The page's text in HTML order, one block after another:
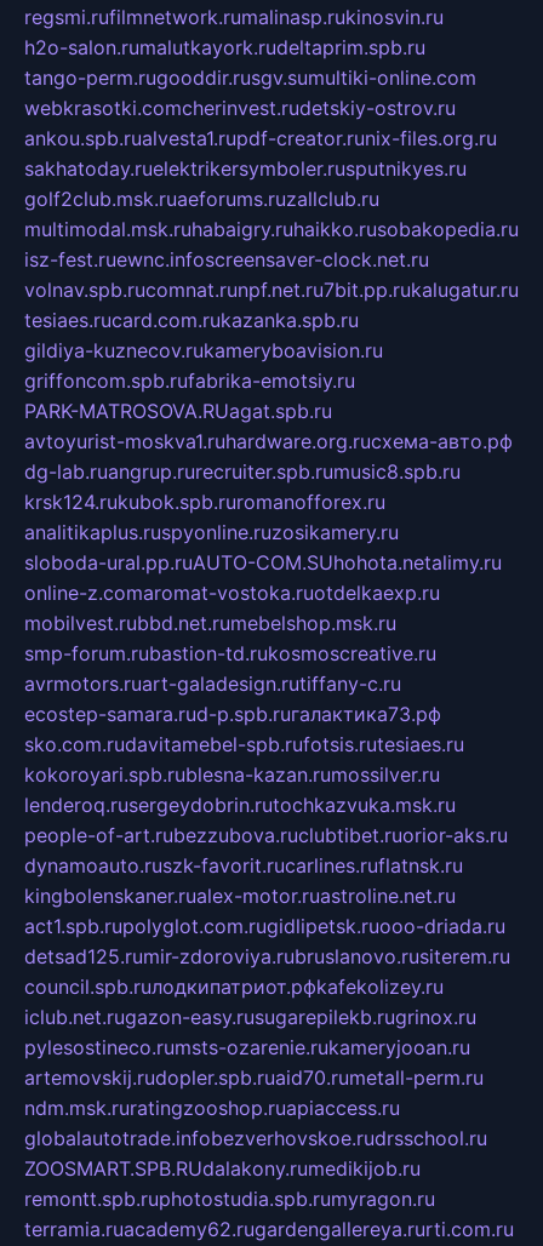
regsmi.rufilmnetwork.rumalinasp.rukinosvin.ru
h2o-salon.rumalutkayork.rudeltaprim.spb.ru
tango-perm.rugooddir.rusgv.sumultiki-online.com
webkrasotki.comcherinvest.rudetskiy-ostrov.ru
ankou.spb.rualvesta1.rupdf-creator.runix-files.org.ru
sakhatoday.ruelektrikersymboler.rusputnikyes.ru
golf2club.msk.ruaeforums.ruzallclub.ru
multimodal.msk.ruhabaigry.ruhaikko.rusobakopedia.ru
isz-fest.ruewnc.infoscreensaver-clock.net.ru
volnav.spb.rucomnat.runpf.net.ru7bit.pp.rukalugatur.ru
tesiaes.rucard.com.rukazanka.spb.ru
gildiya-kuznecov.rukameryboavision.ru
griffoncom.spb.rufabrika-emotsiy.ru
PARK-MATROSOVA.RUagat.spb.ru
avtoyurist-moskva1.ruhardware.org.ruсхема-авто.рф
dg-lab.ruangrup.rurecruiter.spb.rumusic8.spb.ru
krsk124.rukubok.spb.ruromanofforex.ru
analitikaplus.ruspyonline.ruzosikamery.ru
sloboda-ural.pp.ruAUTO-COM.SUhohota.netalimy.ru
online-z.comaromat-vostoka.ruotdelkaexp.ru
mobilvest.rubbd.net.rumebelshop.msk.ru
smp-forum.rubastion-td.rukosmoscreative.ru
avrmotors.ruart-galadesign.rutiffany-c.ru
ecostep-samara.rud-p.spb.ruгалактика73.рф
sko.com.rudavitamebel-spb.rufotsis.rutesiaes.ru
kokoroyari.spb.rublesna-kazan.rumossilver.ru
lenderoq.rusergeydobrin.rutochkazvuka.msk.ru
people-of-art.rubezzubova.ruclubtibet.ruorior-aks.ru
dynamoauto.ruszk-favorit.rucarlines.ruflatnsk.ru
kingbolenskaner.rualex-motor.ruastroline.net.ru
act1.spb.rupolyglot.com.rugidlipetsk.ruooo-driada.ru
detsad125.rumir-zdoroviya.rubruslanovo.rusiterem.ru
council.spb.ruлодкипатриот.рфkafekolizey.ru
iclub.net.rugazon-easy.rusugarepilekb.rugrinox.ru
pylesostineco.rumsts-ozarenie.rukameryjooan.ru
artemovskij.rudopler.spb.ruaid70.rumetall-perm.ru
ndm.msk.ruratingzooshop.ruapiaccess.ru
globalautotrade.infobezverhovskoe.rudrsschool.ru
ZOOSMART.SPB.RUdalakony.rumedikijob.ru
remontt.spb.ruphotostudia.spb.rumyragon.ru
terramia.ruacademy62.rugardengallereya.rurti.com.ru